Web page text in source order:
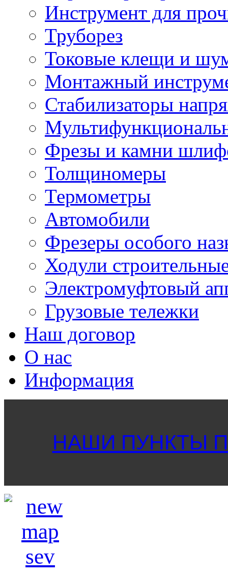
Инструмент для
Труборез
Токовые клещи и
Монтажный
Стабилизаторы
Фрезы и камни
Толщиномеры
Термометры
Автомобили
Фрезеры особого
Ходули
Электромуфтовый
Грузовые тележки
Наш договор
О нас
Информация
НАШИ ПУНКТЫ